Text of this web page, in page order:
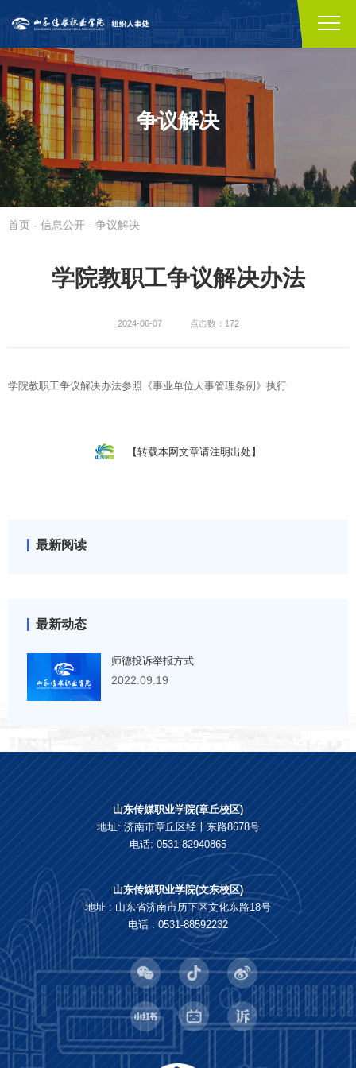
争议解决
首页 - 信息公开 - 争议解决
学院教职工争议解决办法
2024-06-07 点击数：172
学院教职工争议解决办法参照《事业单位人事管理条例》执行
【转载本网文章请注明出处】
最新阅读
最新动态
师德投诉举报方式
2022.09.19
山东传媒职业学院(章丘校区)
地址: 济南市章丘区经十东路8678号
电话: 0531-82940865
山东传媒职业学院(文东校区)
地址 : 山东省济南市历下区文化东路18号
电话 : 0531-88592232